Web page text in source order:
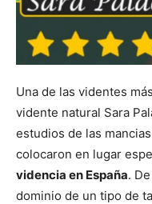
Una de las videntes
vidente natural Sara
estudios de las
colocaron en lugar
videncia en España.
dominio de un tipo de